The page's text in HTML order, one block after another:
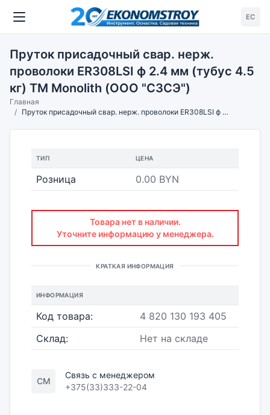
ЕС
Пруток присадочный свар. нерж.
проволоки ER308LSI ф 2.4 мм (тубус 4.5
кг) TM Monolith (ООО "СЗСЭ")
Главная
Пруток присадочный свар. нерж. проволоки ER308LSI ф 2.4 мм (тубус 4.5 кг) TM Monolith (ООО "СЗСЭ")
ТИП ЦЕНА
Розница 0.00 BYN
Товара нет в наличии.
Уточните информацию у менеджера.
КРАТКАЯ ИНФОРМАЦИЯ
ИНФОРМАЦИЯ
Код товара:
4 820 130 193 405
Склад:
Нет на складе
СМ
Связь с менеджером
+375(33)333-22-04